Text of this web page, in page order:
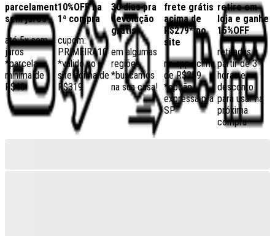
parcelamento
sem juros
até 5x sem
juros
*parcela
mínima de
R$40
10%OFF na
1ª compra
cupom:
PRIMEIRA10
*válido no
site acima de
R$319
30 dias pra
devolução
grátis
em algumas
regiões,
*buscamos
na sua casa!
frete grátis
acima de
R$279* no
site
no app acima
de R$259
*opção
expressa pra
SP
retire em
loja e ganhe
15%OFF
retiradas a
partir de 3
horas e
desconto
para usar na
próxima
compra